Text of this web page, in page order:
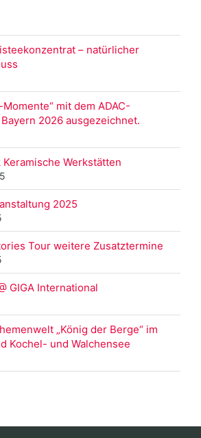
– natürlicher
mit dem ADAC-
2026 ausgezeichnet.
Werkstätten
2025
Tour weitere Zusatztermine
GIGA International
„König der Berge“ im
Kochel- und Walchensee